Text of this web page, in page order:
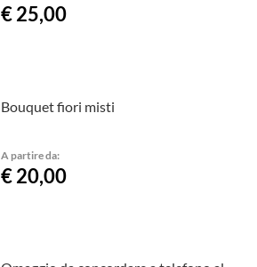
€ 25,00
Bouquet fiori misti
A partire da:
€ 20,00